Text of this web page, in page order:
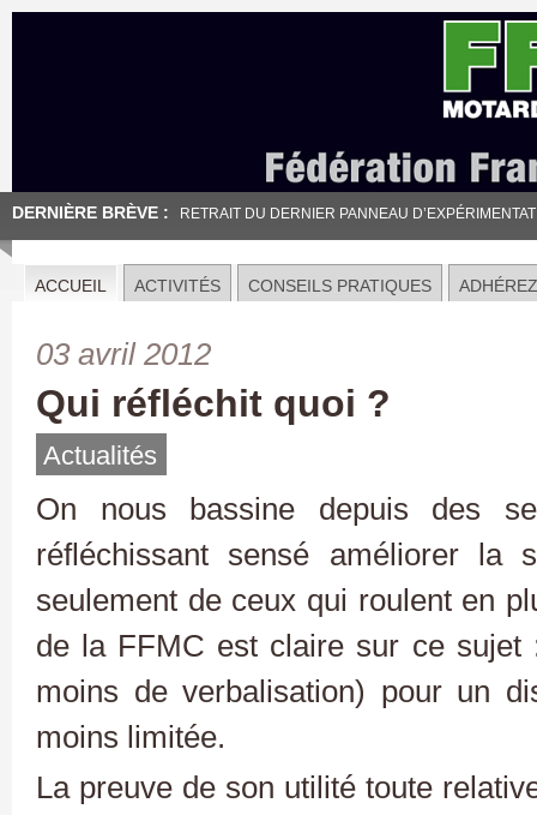
DERNIÈRE BRÈVE : RETRAIT DU DERNIER PANNEAU
ACCUEIL ACTIVITÉS CONSEILS PRATIQUES ADHÉREZ
03 avril 2012
Qui réfléchit quoi ?
Actualités
On nous bassine depuis des
réfléchissant sensé améliorer la
seulement de ceux qui roulent en
de la FFMC est claire sur ce sujet
moins de verbalisation) pour un
moins limitée.
La preuve de son utilité toute